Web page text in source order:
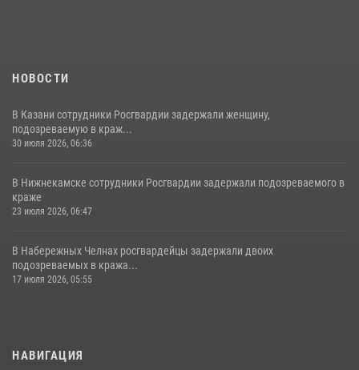
НОВОСТИ
В Казани сотрудники Росгвардии задержали женщину,
подозреваемую в краж...
30 июля 2026, 06:36
В Нижнекамске сотрудники Росгвардии задержали подозреваемого в
краже
23 июля 2026, 06:47
В Набережных Челнах росгвардейцы задержали двоих
подозреваемых в кража...
17 июля 2026, 05:55
НАВИГАЦИЯ